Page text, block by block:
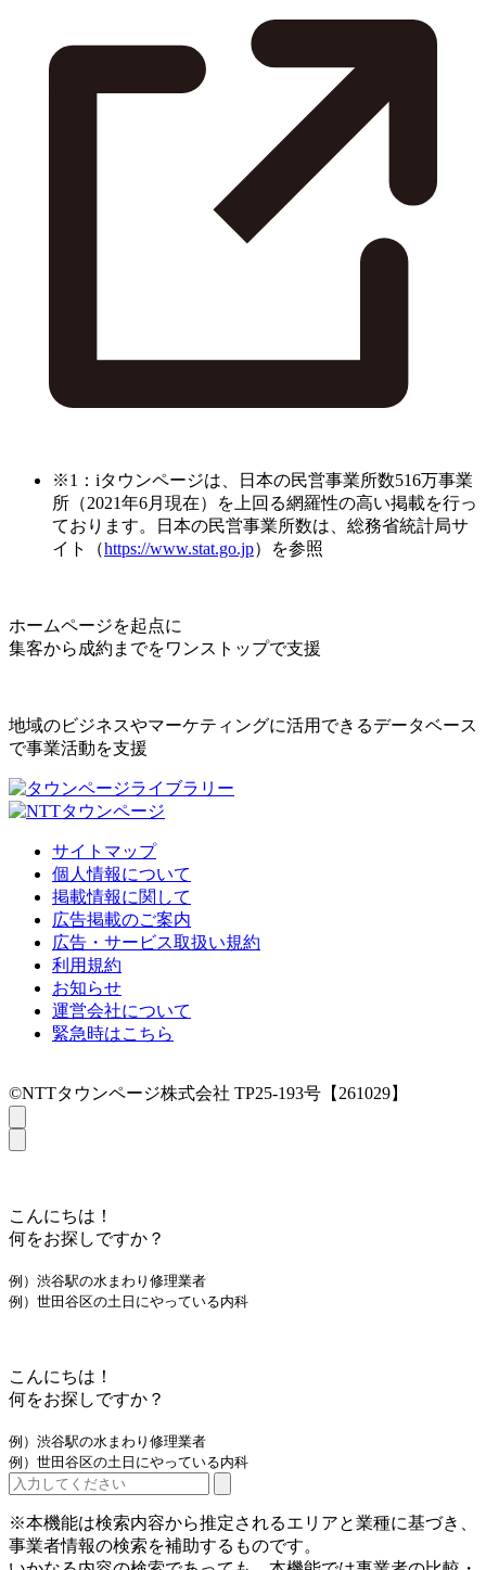
※1：iタウンページは、日本の民営事業所数516万事業
所（2021年6月現在）を上回る網羅性の高い掲載を行っ
ております。日本の民営事業所数は、総務省統計局サ
イト（https://www.stat.go.jp）を参照
ホームページを起点に
集客から成約までをワンストップで支援
地域のビジネスやマーケティングに活用できるデータベース
で事業活動を支援
サイトマップ
個人情報について
掲載情報に関して
広告掲載のご案内
広告・サービス取扱い規約
利用規約
お知らせ
運営会社について
緊急時はこちら
©NTTタウンページ株式会社 TP25-193号【261029】
こんにちは！
何をお探しですか？
例）渋谷駅の水まわり修理業者
例）世田谷区の土日にやっている内科
こんにちは！
何をお探しですか？
例）渋谷駅の水まわり修理業者
例）世田谷区の土日にやっている内科
※本機能は検索内容から推定されるエリアと業種に基づき、
事業者情報の検索を補助するものです。